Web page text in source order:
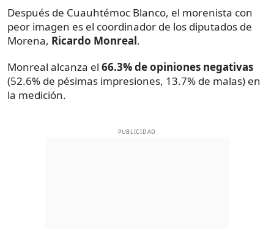
Después de Cuauhtémoc Blanco, el morenista con
peor imagen es el coordinador de los diputados de
Morena, Ricardo Monreal.
Monreal alcanza el 66.3% de opiniones negativas
(52.6% de pésimas impresiones, 13.7% de malas) en
la medición.
PUBLICIDAD